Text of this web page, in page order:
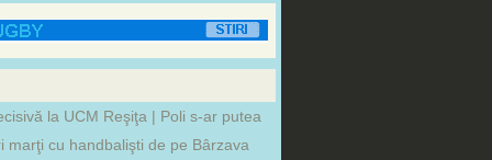
la UCM Reşiţa | Poli s-ar putea
marţi cu handbalişti de pe Bârzava